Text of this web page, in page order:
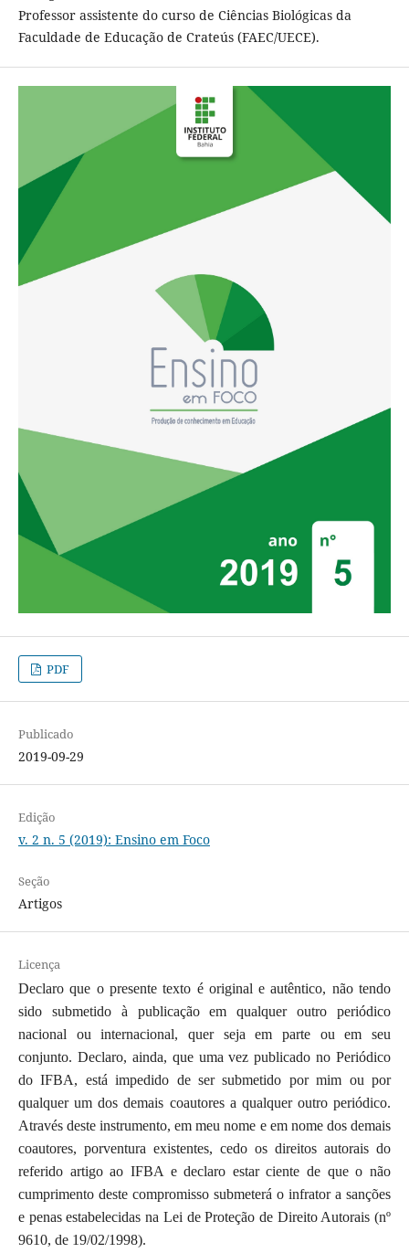
Professor assistente do curso de Ciências Biológicas da
Faculdade de Educação de Crateús (FAEC/UECE).
PDF
Publicado
2019-09-29
Edição
v. 2 n. 5 (2019): Ensino em Foco
Seção
Artigos
Licença
Declaro que o presente texto é original e autêntico, não tendo
sido submetido à publicação em qualquer outro periódico
nacional ou internacional, quer seja em parte ou em seu
conjunto. Declaro, ainda, que uma vez publicado no Periódico
do IFBA, está impedido de ser submetido por mim ou por
qualquer um dos demais coautores a qualquer outro periódico.
Através deste instrumento, em meu nome e em nome dos demais
coautores, porventura existentes, cedo os direitos autorais do
referido artigo ao IFBA e declaro estar ciente de que o não
cumprimento deste compromisso submeterá o infrator a sanções
e penas estabelecidas na Lei de Proteção de Direito Autorais (nº
9610, de 19/02/1998).